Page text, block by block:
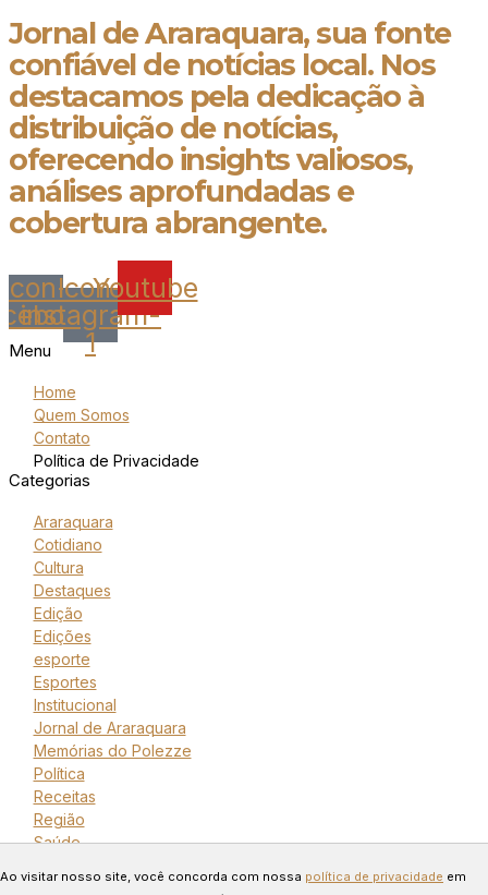
Jornal de Araraquara, sua fonte
confiável de notícias local. Nos
destacamos pela dedicação à
distribuição de notícias,
oferecendo insights valiosos,
análises aprofundadas e
cobertura abrangente.
Icon-Icon-
instagram-
1
Youtube
Menu
Home
Quem Somos
Contato
Política de Privacidade
Categorias
Araraquara
Cotidiano
Cultura
Destaques
Edição
Edições
esporte
Esportes
Institucional
Jornal de Araraquara
Memórias do Polezze
Política
Receitas
Região
Saúde
Copyright © 2024 Todos os
Ao visitar nosso site, você concorda com nossa política de privacidade em